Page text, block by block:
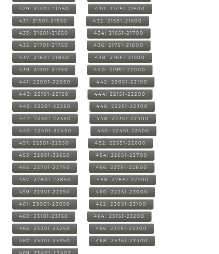
429: 21401-21450 430: 21451-21500
431: 21501-21550 432: 21551-21600
433: 21601-21650 434: 21651-21700
435: 21701-21750 436: 21751-21800
437: 21801-21850 438: 21851-21900
439: 21901-21950 440: 21951-22000
441: 22001-22050 442: 22051-22100
443: 22101-22150 444: 22151-22200
445: 22201-22250 446: 22251-22300
447: 22301-22350 448: 22351-22400
449: 22401-22450 450: 22451-22500
451: 22501-22550 452: 22551-22600
453: 22601-22650 454: 22651-22700
455: 22701-22750 456: 22751-22800
457: 22801-22850 458: 22851-22900
459: 22901-22950 460: 22951-23000
461: 23001-23050 462: 23051-23100
463: 23101-23150 464: 23151-23200
465: 23201-23250 466: 23251-23300
467: 23301-23350 468: 23351-23400
469: 23401-23402